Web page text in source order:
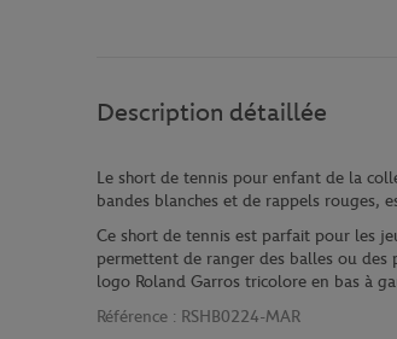
Description détaillée
Le short de tennis pour enfant de la
bandes blanches et de rappels rouges,
Ce short de tennis est parfait pour les
permettent de ranger des balles ou
logo Roland Garros tricolore en bas à
Référence : RSHB0224-MAR